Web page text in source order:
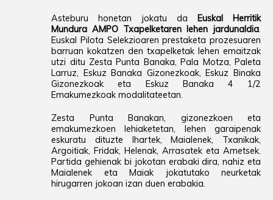
Asteburu honetan jokatu da Euskal Herritik
Mundura AMPO Txapelketaren lehen jardunaldia.
Euskal Pilota Selekzioaren prestaketa prozesuaren
barruan kokatzen den txapelketak lehen emaitzak
utzi ditu Zesta Punta Banaka, Pala Motza, Paleta
Larruz, Eskuz Banaka Gizonezkoak, Eskuz Binaka
Gizonezkoak eta Eskuz Banaka 4 1/2
Emakumezkoak modalitateetan.
Zesta Punta Banakan, gizonezkoen eta
emakumezkoen lehiaketetan, lehen garaipenak
eskuratu dituzte Ihartek, Maialenek, Txanikak,
Argoitiak, Fridak, Helenak, Arrasatek eta Ametsek.
Partida gehienak bi jokotan erabaki dira, nahiz eta
Maialenek eta Maiak jokatutako neurketak
hirugarren jokoan izan duen erabakia.